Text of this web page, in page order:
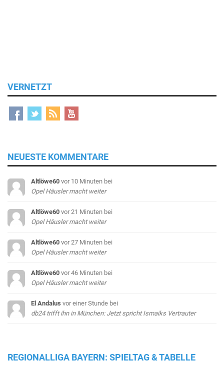
VERNETZT
NEUESTE KOMMENTARE
Altlöwe60 vor 10 Minuten bei
Opel Häusler macht weiter
Altlöwe60 vor 21 Minuten bei
Opel Häusler macht weiter
Altlöwe60 vor 27 Minuten bei
Opel Häusler macht weiter
Altlöwe60 vor 46 Minuten bei
Opel Häusler macht weiter
El Andalus vor einer Stunde bei
db24 trifft ihn in München: Jetzt spricht Ismaiks Vertrauter
REGIONALLIGA BAYERN: SPIELTAG & TABELLE